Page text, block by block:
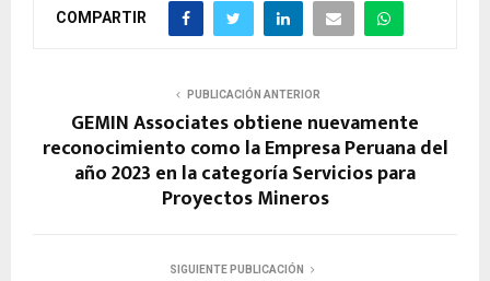
COMPARTIR
PUBLICACIÓN ANTERIOR
GEMIN Associates obtiene nuevamente
reconocimiento como la Empresa Peruana del
año 2023 en la categoría Servicios para
Proyectos Mineros
SIGUIENTE PUBLICACIÓN